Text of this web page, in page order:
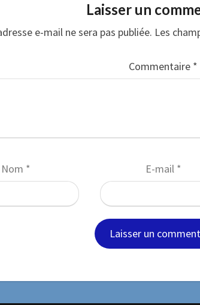
Laisser un
e-mail ne sera pas publiée. Les
Commentaire *
Nom * E-mail *